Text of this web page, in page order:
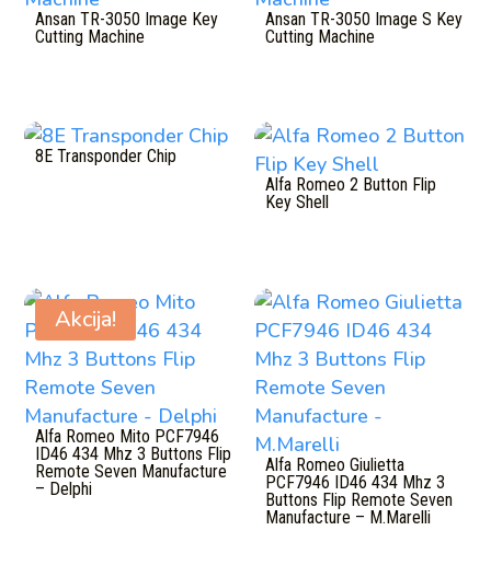
Ansan TR-3050 Image Key
Cutting Machine
Ansan TR-3050 Image S Key
Cutting Machine
8E Transponder Chip
Alfa Romeo 2 Button Flip
Key Shell
Akcija!
Alfa Romeo Mito PCF7946
ID46 434 Mhz 3 Buttons Flip
Remote Seven Manufacture
– Delphi
Alfa Romeo Giulietta
PCF7946 ID46 434 Mhz 3
Buttons Flip Remote Seven
Manufacture – M.Marelli